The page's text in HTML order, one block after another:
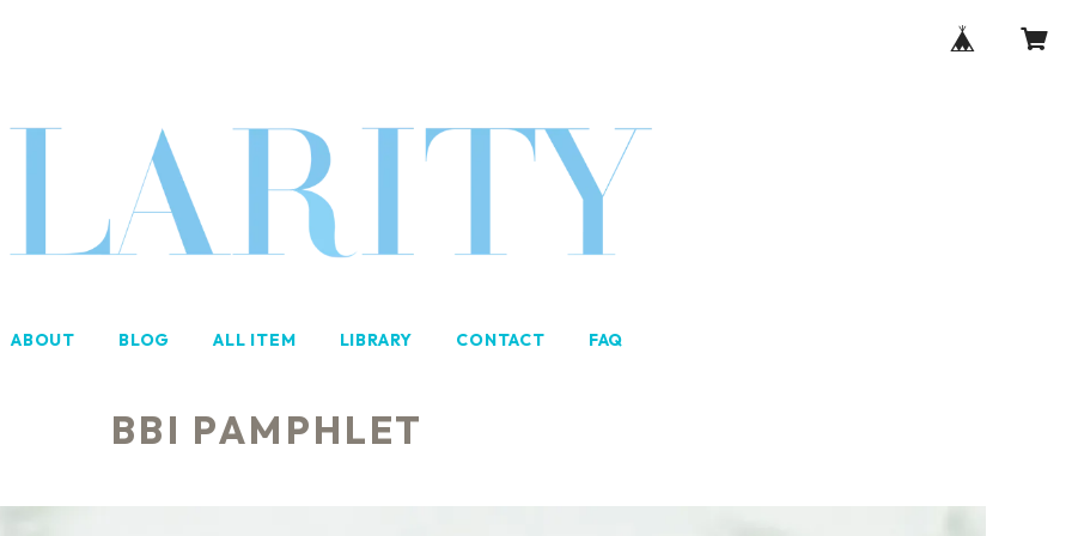
ABOUT BLOG ALL ITEM LIBRARY CONTACT FAQ
BBI PAMPHLET